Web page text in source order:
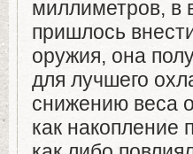
миллиметров, в
пришлось
оружия, она
для лучшего
снижению веса
как накопление